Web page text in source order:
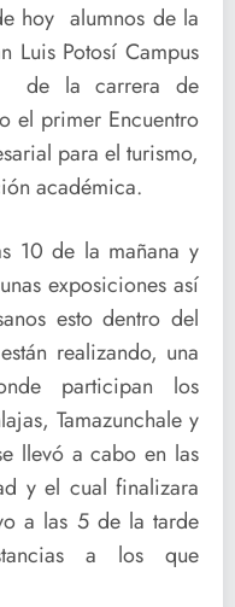
hoy alumnos de la
Luis Potosí Campus
de la carrera de
el primer Encuentro
para el turismo,
académica.
10 de la mañana y
exposiciones así
esto dentro del
realizando, una
participan los
Tamazunchale y
llevó a cabo en las
y el cual finalizara
a las 5 de la tarde
a los que